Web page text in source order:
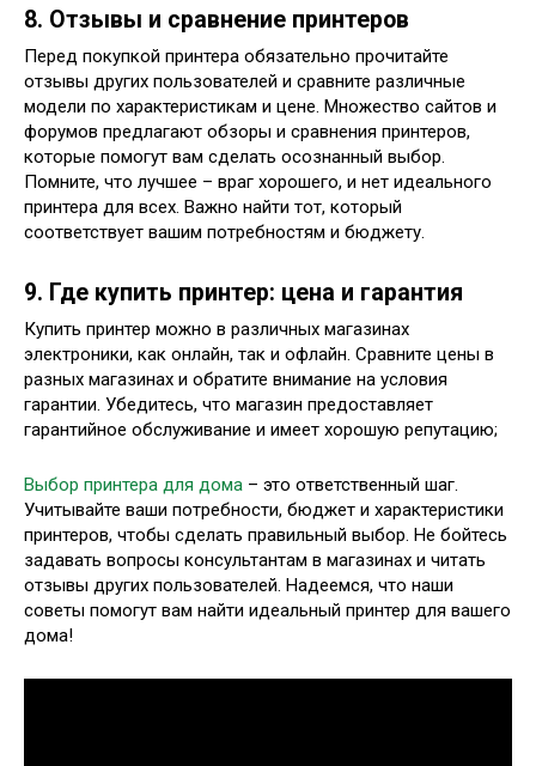
8. Отзывы и сравнение принтеров
Перед покупкой принтера обязательно прочитайте
отзывы других пользователей и сравните различные
модели по характеристикам и цене. Множество сайтов и
форумов предлагают обзоры и сравнения принтеров,
которые помогут вам сделать осознанный выбор.
Помните, что лучшее – враг хорошего, и нет идеального
принтера для всех. Важно найти тот, который
соответствует вашим потребностям и бюджету.
9. Где купить принтер: цена и гарантия
Купить принтер можно в различных магазинах
электроники, как онлайн, так и офлайн. Сравните цены в
разных магазинах и обратите внимание на условия
гарантии. Убедитесь, что магазин предоставляет
гарантийное обслуживание и имеет хорошую репутацию;
Выбор принтера для дома – это ответственный шаг.
Учитывайте ваши потребности, бюджет и характеристики
принтеров, чтобы сделать правильный выбор. Не бойтесь
задавать вопросы консультантам в магазинах и читать
отзывы других пользователей. Надеемся, что наши
советы помогут вам найти идеальный принтер для вашего
дома!